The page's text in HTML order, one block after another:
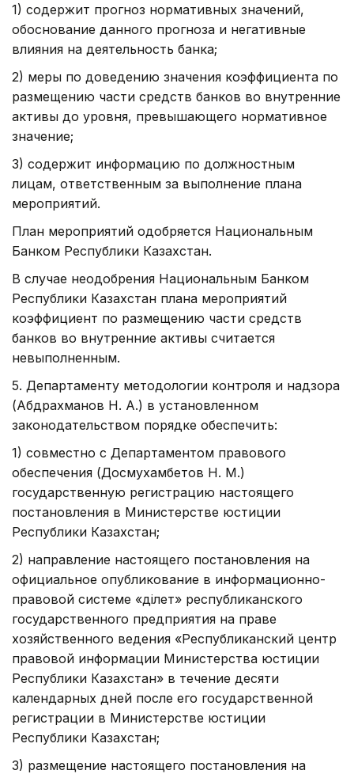
1) содержит прогноз нормативных значений,
обоснование данного прогноза и негативные
влияния на деятельность банка;
2) меры по доведению значения коэффициента по
размещению части средств банков во внутренние
активы до уровня, превышающего нормативное
значение;
3) содержит информацию по должностным
лицам, ответственным за выполнение плана
мероприятий.
План мероприятий одобряется Национальным
Банком Республики Казахстан.
В случае неодобрения Национальным Банком
Республики Казахстан плана мероприятий
коэффициент по размещению части средств
банков во внутренние активы считается
невыполненным.
5. Департаменту методологии контроля и надзора
(Абдрахманов Н. А.) в установленном
законодательством порядке обеспечить:
1) совместно с Департаментом правового
обеспечения (Досмухамбетов Н. М.)
государственную регистрацию настоящего
постановления в Министерстве юстиции
Республики Казахстан;
2) направление настоящего постановления на
официальное опубликование в информационно-
правовой системе «Әділет» республиканского
государственного предприятия на праве
хозяйственного ведения «Республиканский центр
правовой информации Министерства юстиции
Республики Казахстан» в течение десяти
календарных дней после его государственной
регистрации в Министерстве юстиции
Республики Казахстан;
3) размещение настоящего постановления на